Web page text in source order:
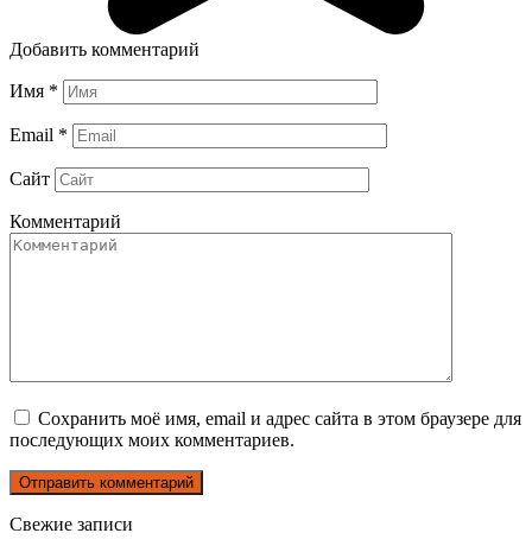
Добавить комментарий
Имя *
Email *
Сайт
Комментарий
Сохранить моё имя, email и адрес сайта в этом браузере для
последующих моих комментариев.
Свежие записи